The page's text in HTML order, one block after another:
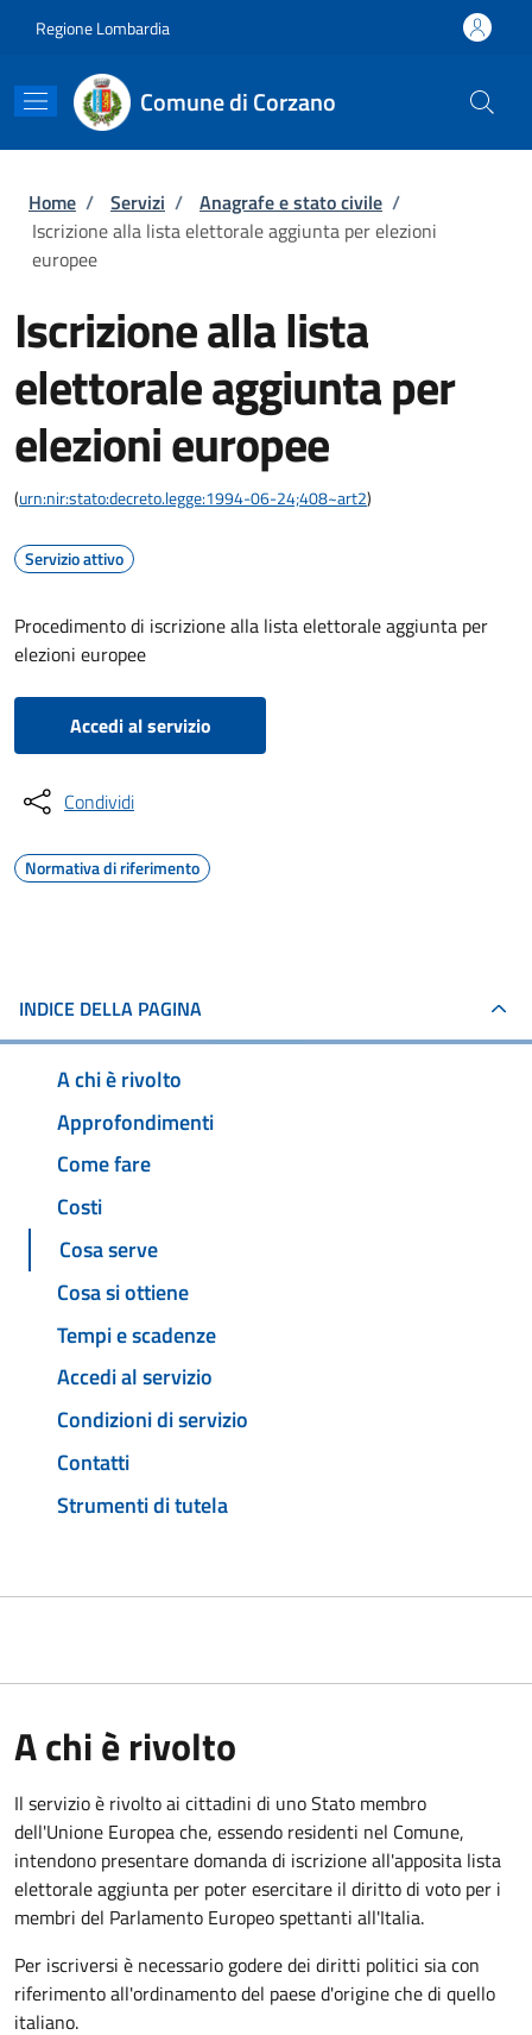
Regione Lombardia
Comune di Corzano
Briciole di pane
Home / Servizi / Anagrafe e stato civile /
Iscrizione alla lista elettorale aggiunta per elezioni
europee
Iscrizione alla lista
elettorale aggiunta per
elezioni europee
(urn:nir:stato:decreto.legge:1994-06-24;408~art2)
Servizio attivo
Procedimento di iscrizione alla lista elettorale aggiunta per
elezioni europee
Accedi al servizio
Condividi
Normativa di riferimento
INDICE DELLA PAGINA
A chi è rivolto
Approfondimenti
Come fare
Costi
Cosa serve
Cosa si ottiene
Tempi e scadenze
Accedi al servizio
Condizioni di servizio
Contatti
Strumenti di tutela
A chi è rivolto
Il servizio è rivolto ai cittadini di uno Stato membro
dell'Unione Europea che, essendo residenti nel Comune,
intendono presentare domanda di iscrizione all'apposita lista
elettorale aggiunta per poter esercitare il diritto di voto per i
membri del Parlamento Europeo spettanti all'Italia.
Per iscriversi è necessario godere dei diritti politici sia con
riferimento all'ordinamento del paese d'origine che di quello
italiano.